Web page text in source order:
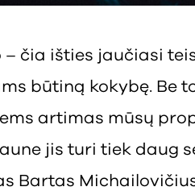
– čia išties jaučiasi
būtiną kokybę. Be
artimas mūsų
jis turi tiek daug
Bartas